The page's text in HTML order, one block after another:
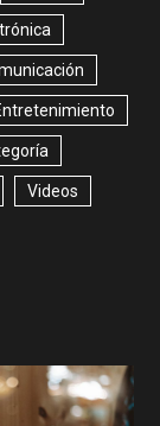
Videos